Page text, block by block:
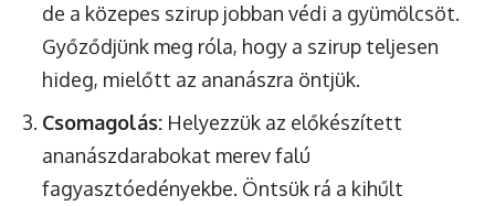
de a közepes szirup jobban védi a gyümölcsöt.
Győződjünk meg róla, hogy a szirup teljesen
hideg, mielőtt az ananászra öntjük.
Csomagolás: Helyezzük az előkészített
ananászdarabokat merev falú
fagyasztóedényekbe. Öntsük rá a kihűlt